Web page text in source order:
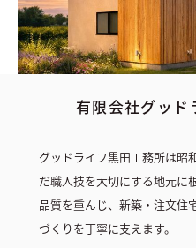
有限会社グッド
グッドライフ黒田工務所は昭
だ職人技を大切にする地元に
品質を重んじ、新築・注文住
づくりを丁寧に支えます。